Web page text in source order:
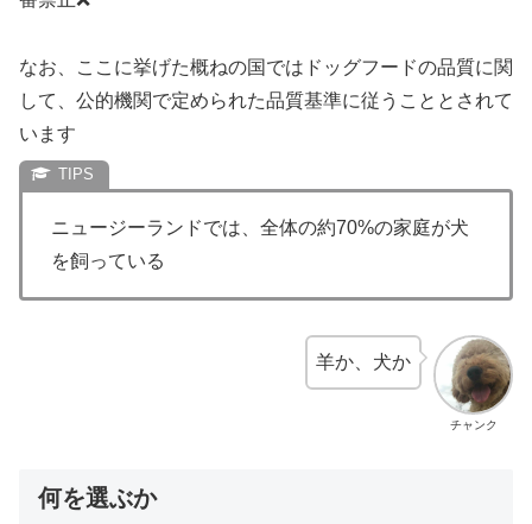
なお、ここに挙げた概ねの国ではドッグフードの品質に関
して、公的機関で定められた品質基準に従うこととされて
います
ニュージーランドでは、全体の約70%の家庭が犬
を飼っている
チャンク
羊か、犬か
何を選ぶか